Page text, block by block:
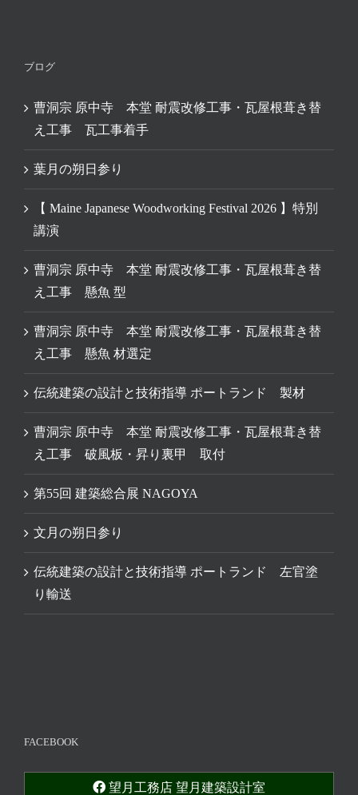
ブログ
曹洞宗 原中寺 本堂 耐震改修工事・瓦屋根葺き替
え工事 瓦工事着手
葉月の朔日参り
【 Maine Japanese Woodworking Festival 2026 】特別
講演
曹洞宗 原中寺 本堂 耐震改修工事・瓦屋根葺き替
え工事 懸魚 型
曹洞宗 原中寺 本堂 耐震改修工事・瓦屋根葺き替
え工事 懸魚 材選定
伝統建築の設計と技術指導 ポートランド 製材
曹洞宗 原中寺 本堂 耐震改修工事・瓦屋根葺き替
え工事 破風板・昇り裏甲 取付
第55回 建築総合展 NAGOYA
文月の朔日参り
伝統建築の設計と技術指導 ポートランド 左官塗
り輸送
FACEBOOK
望月工務店 望月建築設計室